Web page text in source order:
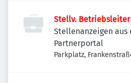
Stellv.
Stellenanzeigen aus
Partnerportal
Parkplatz,